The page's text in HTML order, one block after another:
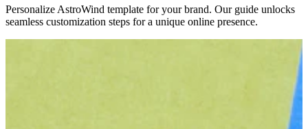
Personalize AstroWind template for your brand. Our guide unlocks
seamless customization steps for a unique online presence.